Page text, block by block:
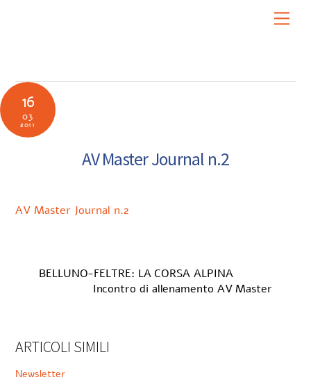
16
03
2011
AV Master Journal n.2
AV Master Journal n.2
BELLUNO-FELTRE: LA CORSA ALPINA
Incontro di allenamento AV Master
ARTICOLI SIMILI
Newsletter